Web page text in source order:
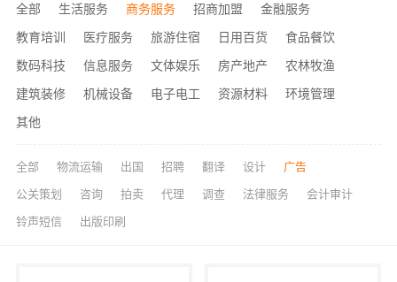
全部 生活服务 商务服务 招商加盟
金融服务
教育培训
医疗服务 旅游住宿 日用百货
食品餐饮
数码科技
信息服务 文体娱乐 房产地产
农林牧渔
建筑装修
机械设备 电子电工 资源材料
环境管理
其他
全部 物流运输 出国 招聘 翻译 设计 广告
公关策划 咨询 拍卖 代理 调查 法律服务 会计审计
铃声短信 出版印刷